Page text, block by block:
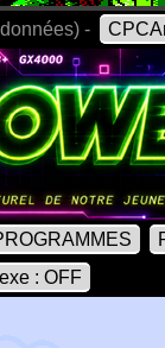
-
: OFF